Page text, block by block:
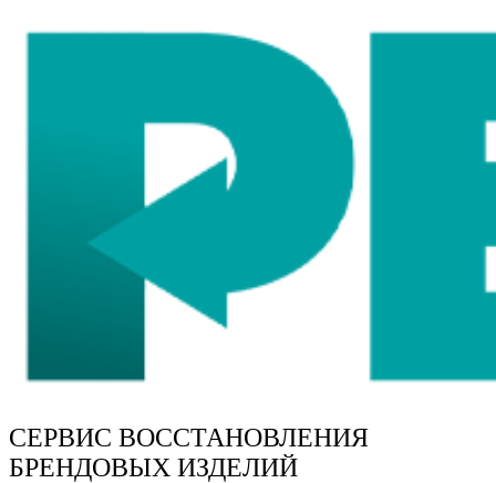
СЕРВИС ВОССТАНОВЛЕНИЯ
БРЕНДОВЫХ ИЗДЕЛИЙ